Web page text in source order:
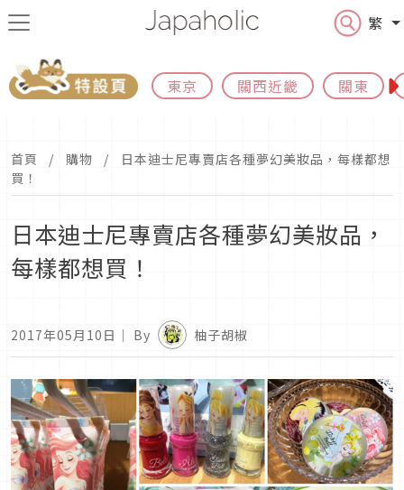
繁
東京 關西近畿 關東
首頁 購物
日本迪士尼專賣店各種夢幻美妝品，每樣都想
買！
日本迪士尼專賣店各種夢幻美妝品，
每樣都想買！
2017年05月10日 ｜ By 柚子胡椒